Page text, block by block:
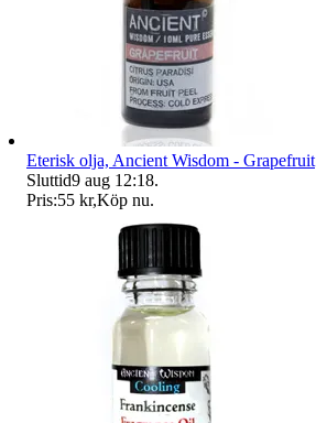
Eterisk olja, Ancient Wisdom - Grapefruit
Sluttid9 aug 12:18.
Pris:55 kr,Köp nu.